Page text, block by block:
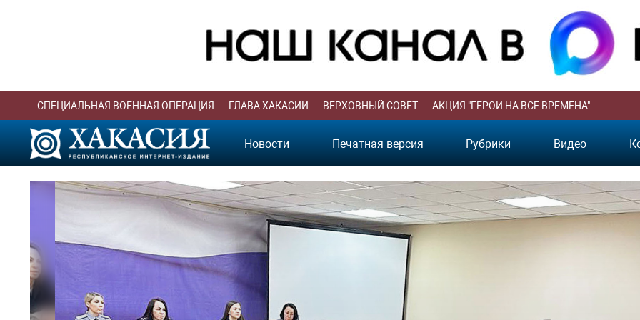
СПЕЦИАЛЬНАЯ ВОЕННАЯ ОПЕРАЦИЯ ГЛАВА ХАКАСИИ ВЕРХОВНЫЙ СОВЕТ АКЦИЯ "ГЕРОИ НА ВСЕ ВРЕМЕНА"
Новости Печатная версия Рубрики Видео